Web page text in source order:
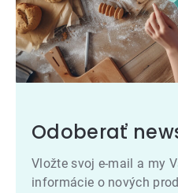
Odoberať
Vložte svoj e-mail a my
informácie o nových